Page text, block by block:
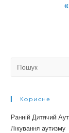
Корисне
Ранній Дитячий
Лікування аутизму